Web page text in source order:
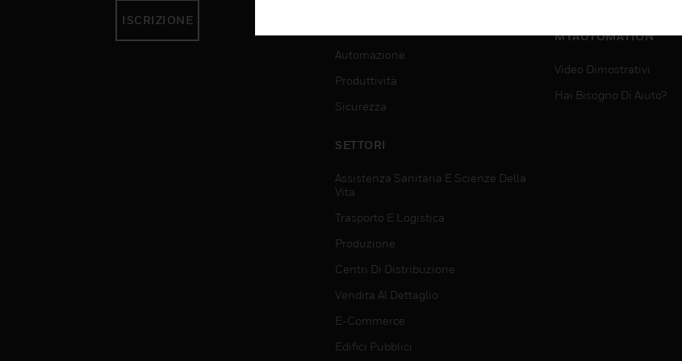
ISCRIZIONE
Automazione
Produttività
Sicurezza
SETTORI
Assistenza Sanitaria E Scienze Della
Vita
Trasporto E Logistica
Produzione
Centri Di Distribuzione
Vendita Al Dettaglio
E-Commerce
Edifici Pubblici
MYAUTOMATION
Video Dimostrativi
Hai Bisogno Di Aiuto?